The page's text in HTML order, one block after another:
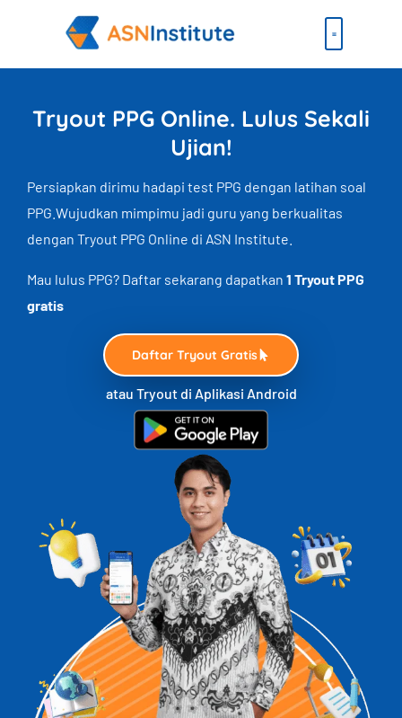
konten
Tryout PPG Online. Lulus Sekali
Ujian!
Persiapkan dirimu hadapi test PPG dengan latihan soal
PPG.Wujudkan mimpimu jadi guru yang berkualitas
dengan Tryout PPG Online di ASN Institute.
Mau lulus PPG? Daftar sekarang dapatkan 1 Tryout PPG
gratis
Daftar Tryout Gratis
atau Tryout di Aplikasi Android